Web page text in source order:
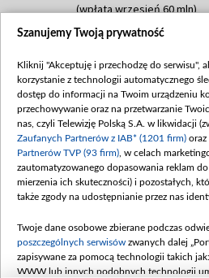
(wpłata wrzesień 60 mln)
Dofinansowanie 635 783
(wpłata wrzesień 100 mln,
mln, listopad 265 mln)
Dofinansowanie 48 862
Data podpisania umowy:
(wpłata grudzień 60,548
Dofinansowanie 900 000
Data podpisania umowy:
kwiecień 180 mln, 7 maja
czerwca 90 mln)
Dofinansowanie 250 000
Szanujemy Twoją prywatność
Kliknij "Akceptuję i przechodzę do serwisu",
korzystanie z technologii automatycznego
dostęp do informacji na Twoim urządzeniu
przechowywanie oraz na przetwarzanie
nas, czyli Telewizję Polską S.A. w likwidacji
Zaufanych Partnerów z IAB* (1201 firm) oraz
Partnerów TVP (93 firm) , w celach
zautomatyzowanego dopasowania reklam
mierzenia ich skuteczności) i pozostałych,
także zgody na udostępnianie przez nas
Twoje dane osobowe zbierane podczas
poszczególnych serwisów zwanych dalej
zapisywane za pomocą technologii takich
WWW lub innych podobnych technologii